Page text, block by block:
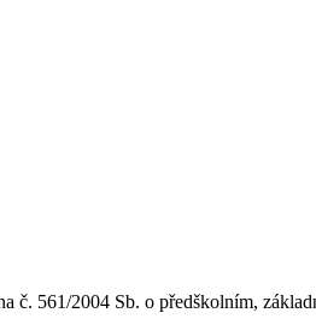
č. 561/2004 Sb. o předškolním,